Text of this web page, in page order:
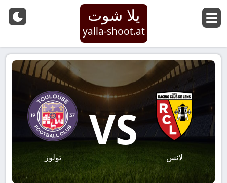
يلا شوت
yalla-shoot.at
لانس
VS
تولوز